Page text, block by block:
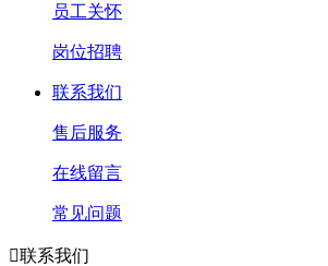
员工关怀
岗位招聘
联系我们
售后服务
在线留言
常见问题
联系我们